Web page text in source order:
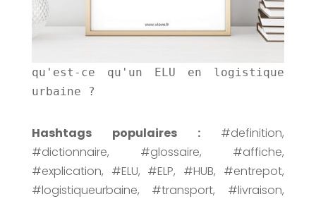
qu'est-ce qu'un ELU en logistique
urbaine ?
Hashtags populaires : #definition,
#dictionnaire, #glossaire, #affiche,
#explication, #ELU, #ELP, #HUB, #entrepot,
#logistiqueurbaine, #transport, #livraison,